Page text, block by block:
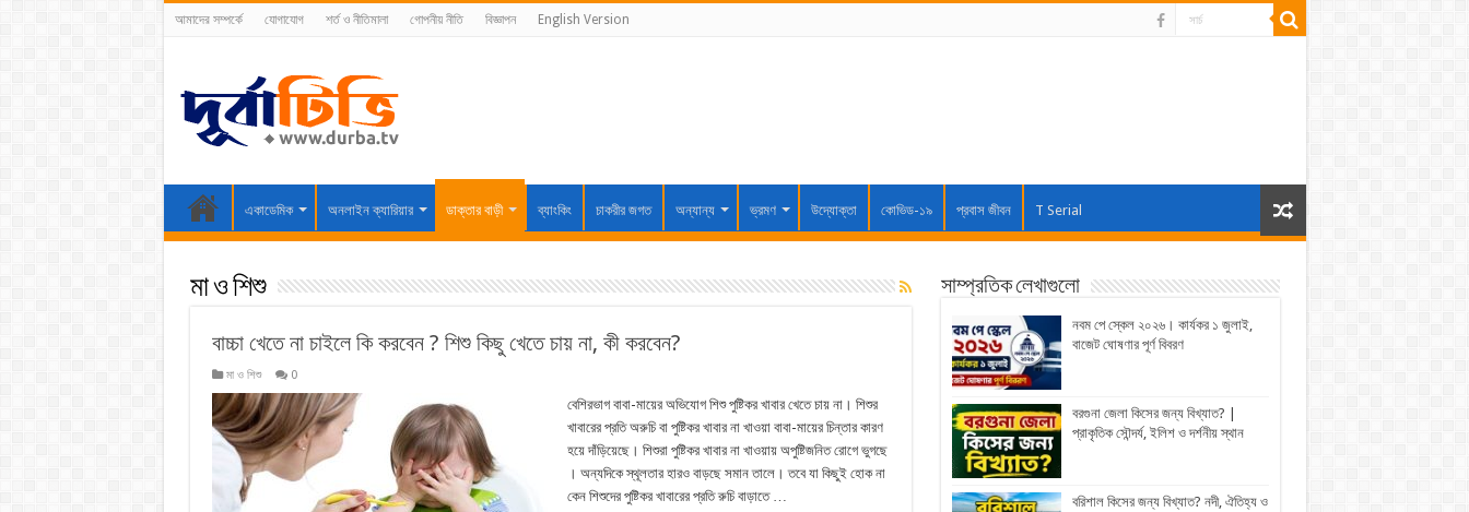
আমাদের সম্পর্কে যোগাযোগ শর্ত ও নীতিমালা গোপনীয় নীতি বিজ্ঞাপন English Version
একাডেমিক অনলাইন ক্যারিয়ার ডাক্তার বাড়ী ব্যাংকিং চাকরীর জগত অন্যান্য ভ্রমণ উদ্যোক্তা কোভিড-১৯ প্রবাস জীবন T Serial
মা ও শিশু
বাচ্চা খেতে না চাইলে কি করবেন ? শিশু কিছু খেতে চায় না, কী করবেন?
মা ও শিশু 0
বেশিরভাগ বাবা-মায়ের অভিযোগ শিশু পুষ্টিকর খাবার খেতে চায় না। শিশুর
খাবারের প্রতি অরুচি বা পুষ্টিকর খাবার না খাওয়া বাবা-মায়ের চিন্তার কারণ
হয়ে দাঁড়িয়েছে। শিশুরা পুষ্টিকর খাবার না খাওয়ায় অপুষ্টিজনিত রোগে ভুগছে
। অন্যদিকে স্থূলতার হারও বাড়ছে সমান তালে। তবে যা কিছুই হোক না
কেন শিশুদের পুষ্টিকর খাবারের প্রতি রুচি বাড়াতে …
সাম্প্রতিক লেখাগুলো
নবম পে স্কেল ২০২৬। কার্যকর ১ জুলাই,
বাজেট ঘোষণার পূর্ণ বিবরণ
বরগুনা জেলা কিসের জন্য বিখ্যাত? |
প্রাকৃতিক সৌন্দর্য, ইলিশ ও দর্শনীয় স্থান
বরিশাল কিসের জন্য বিখ্যাত? নদী, ঐতিহ্য ও